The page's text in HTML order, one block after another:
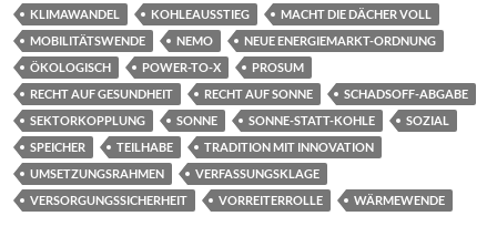
KLIMAWANDEL
KOHLEAUSSTIEG
MACHT DIE DÄCHER VOLL
MOBILITÄTSWENDE
NEMO
NEUE ENERGIEMARKT-ORDNUNG
ÖKOLOGISCH
POWER-TO-X
PROSUM
RECHT AUF GESUNDHEIT
RECHT AUF SONNE
SCHADSOFF-ABGABE
SEKTORKOPPLUNG
SONNE SONNE-STATT-KOHLE
SOZIAL
SPEICHER
TEILHABE
TRADITION MIT INNOVATION
UMSETZUNGSRAHMEN
VERFASSUNGSKLAGE
VERSORGUNGSSICHERHEIT
VORREITERROLLE WÄRMEWENDE